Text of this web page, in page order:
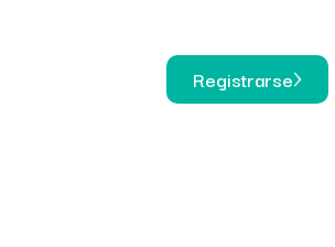
Registrarse